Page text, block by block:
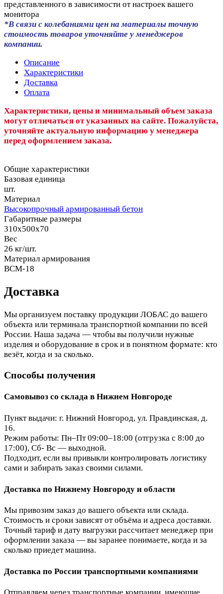
представленного в зависимости от настроек вашего
монитора
*В связи с колебаниями цен на материалы точную
стоимость товаров уточняйте у менеджеров
компании.
Описание
Характеристики
Доставка
Оплата
Характеристики, цены и минимальный объем заказа
могут отличаться от указанных на сайте. Пожалуйста,
уточняйте актуальную информацию у менеджера
перед оформлением заказа.
Общие характеристики
Базовая единица
шт.
Материал
Высокопрочный армированный бетон
Габаритные размеры
310x500x70
Вес
26 кг/шт.
Материал армирования
ВСМ-18
Доставка
Мы организуем поставку продукции ЛОБАС до вашего
объекта или терминала транспортной компании по всей
России. Наша задача — чтобы вы получили нужные
изделия и оборудование в срок и в понятном формате: кто
везёт, когда и за сколько.
Способы получения
Самовывоз со склада в Нижнем Новгороде
Пункт выдачи: г. Нижний Новгород, ул. Правдинская, д.
16.
Режим работы: Пн–Пт 09:00–18:00 (отгрузка с 8:00 до
17:00), Сб- Вс — выходной.
Подходит, если вы привыкли контролировать логистику
сами и забирать заказ своими силами.
Доставка по Нижнему Новгороду и области
Мы привозим заказ до вашего объекта или склада.
Стоимость и сроки зависят от объёма и адреса доставки.
Точный тариф и дату выгрузки рассчитает менеджер при
оформлении заказа — вы заранее понимаете, когда и за
сколько приедет машина.
Доставка по России транспортными компаниями